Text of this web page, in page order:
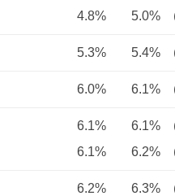
4.8% 5.0%
5.3% 5.4%
6.0% 6.1%
6.1%
6.1%
6.1%
6.2%
6.2%
6.3%